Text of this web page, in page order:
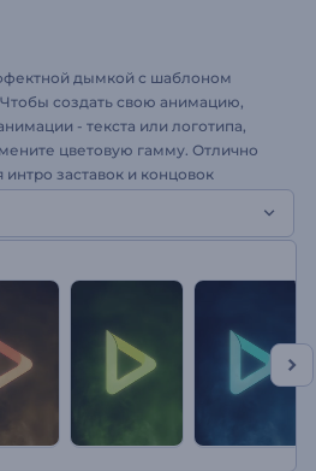
дымкой с шаблоном
создать свою анимацию,
- текста или логотипа,
цветовую гамму. Отлично
заставок и концовок
рекламы и многого
анимация лого ваша!